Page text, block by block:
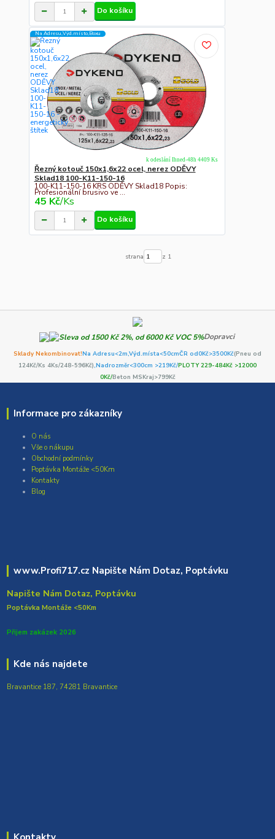
Do košíku
Na Adresu,Výd.místo,Boxu
Řezný kotouč 150x1,6x22 ocel, nerez ODĚVY
Sklad18 100-K11-150-16
100-K11-150-16 KRS ODĚVY Sklad18 Popis:
Profesionální brusivo ve ...
45 Kč/Ks
k odeslání Ihned-48h 4409 Ks
Do košíku
strana z 1
Dopravci
Sklady Nekombinovat!Na Adresu<2m,Výd.místa<50cmČR od0Kč>3500Kč(Pneu od
124Kč/Ks 4Ks/248-596Kč),Nadrozměr<300cm >219Kč/PLOTY 229-484Kč >12000
0Kč/Beton MSKraj>799Kč
Informace pro zákazníky
O nás
Vše o nákupu
Obchodní podmínky
Poptávka Montáže <50Km
Kontakty
Blog
www.Profi717.cz Napište Nám Dotaz, Poptávku
Napište Nám Dotaz, Poptávku
Poptávka Montáže <50Km
Přijem zakázek 2026
Kde nás najdete
Bravantice 187, 74281 Bravantice